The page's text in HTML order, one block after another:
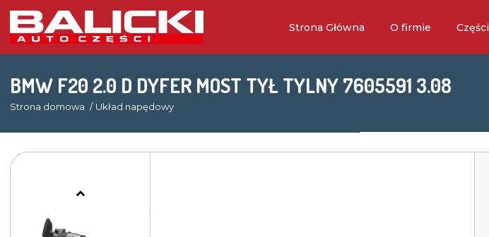
Strona Główna O firmie Części
BMW F20 2.0 D DYFER MOST TYŁ TYLNY 7605591 3.08
Strona domowa Układ napędowy